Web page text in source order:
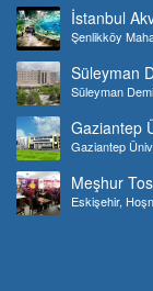
İstanbul
Şenlikköy
Süleyman
Süleyman
Gaziantep
Gaziantep
Meşhur
Eskişehir,